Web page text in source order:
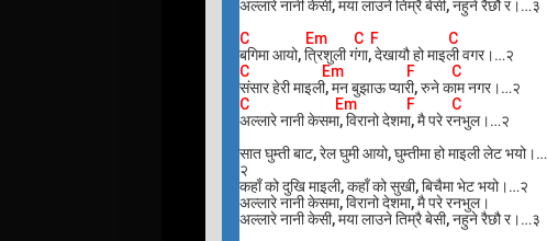
अल्लारे नानी केसी, मया लाउने तिम्रै बेसी, नहुने रैछौ र।…३
C Em C F C
बगिमा आयो, त्रिशुली गंगा, देखायौ हो माइली वगर।…२
C Em F C
संसार हेरी माइली, मन बुझाऊ प्यारी, रुने काम नगर।…२
C Em F C
अल्लारे नानी केसमा, विरानो देशमा, मै परे रनभुल।…२
सात घुम्ती बाट, रेल घुमी आयो, घुम्तीमा हो माइली लेट भयो।…
२
कहाँ को दुखि माइली, कहाँ को सुखी, बिचैमा भेट भयो।…२
अल्लारे नानी केसमा, विरानो देशमा, मै परे रनभुल।
अल्लारे नानी केसी, मया लाउने तिम्रै बेसी, नहुने रैछौ र।…३